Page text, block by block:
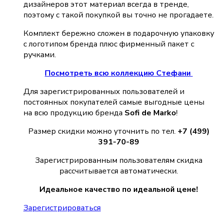
дизайнеров этот материал всегда в тренде,
поэтому с такой покупкой вы точно не прогадаете.
Комплект бережно сложен в подарочную упаковку
с логотипом бренда плюс фирменный пакет с
ручками.
Посмотреть всю коллекцию Стефани
Для зарегистрированных пользователей и
постоянных покупателей самые выгодные цены
на всю продукцию бренда Sofi de Marko!
Размер скидки можно уточнить по тел. +7 (499)
391-70-89
Зарегистрированным пользователям скидка
рассчитывается автоматически.
Идеальное качество по идеальной цене!
Зарегистрироваться